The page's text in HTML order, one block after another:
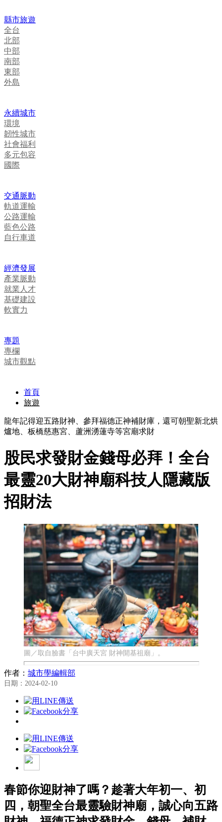
縣市旅遊
全台
北部
中部
南部
東部
外島
永續城市
環境
韌性城市
社會福利
多元包容
國際
交通脈動
軌道運輸
公路運輸
藍色公路
自行車道
經濟發展
產業脈動
就業人才
基礎建設
軟實力
專題
專欄
城市觀點
首頁
旅遊
龍年記得迎五路財神、參拜福德正神補財庫，還可朝聖新北烘
爐地、板橋慈惠宮、蘆洲湧蓮寺等宮廟求財
股民求發財金錢母必拜！全台
最靈20大財神廟科技人隱藏版
招財法
圖／取自臉書「台中廣天宮 財神開基祖廟」。
作者： 城市學編輯部
日期：2024-02-10
春節你迎財神了嗎？趁著大年初一、初
四，朝聖全台最靈驗財神廟，誠心向五路